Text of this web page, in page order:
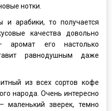
нотки.
и арабики, то получается
качества довольно
его настолько
равнодушным даже
из всех сортов кофе
народа. Очень интересно
маленький зверек, темно